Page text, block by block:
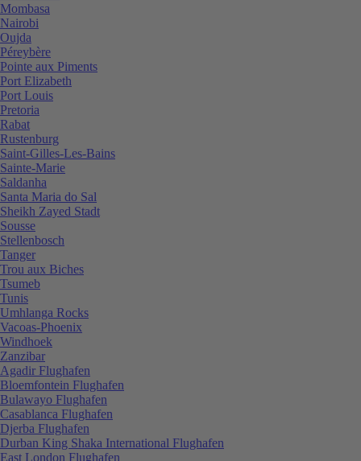
Mombasa
Nairobi
Oujda
Péreybère
Pointe aux Piments
Port Elizabeth
Port Louis
Pretoria
Rabat
Rustenburg
Saint-Gilles-Les-Bains
Sainte-Marie
Saldanha
Santa Maria do Sal
Sheikh Zayed Stadt
Sousse
Stellenbosch
Tanger
Trou aux Biches
Tsumeb
Tunis
Umhlanga Rocks
Vacoas-Phoenix
Windhoek
Zanzibar
Agadir Flughafen
Bloemfontein Flughafen
Bulawayo Flughafen
Casablanca Flughafen
Djerba Flughafen
Durban King Shaka International Flughafen
East London Flughafen